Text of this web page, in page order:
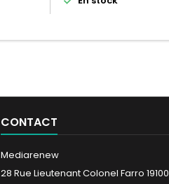
CONTACT
Mediarenew
28 Rue Lieutenant Colonel Farro 19100